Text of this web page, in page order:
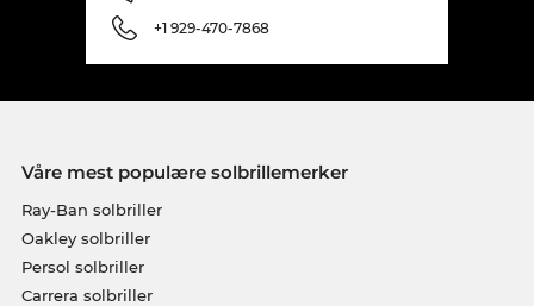
+1 929-470-7868
Våre mest populære solbrillemerker
Ray-Ban solbriller
Oakley solbriller
Persol solbriller
Carrera solbriller